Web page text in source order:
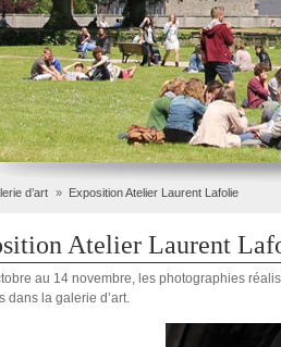
d’art Exposition Atelier Laurent Lafolie
Atelier Laurent
au 14 novembre, les photographies
dans la galerie d’art.